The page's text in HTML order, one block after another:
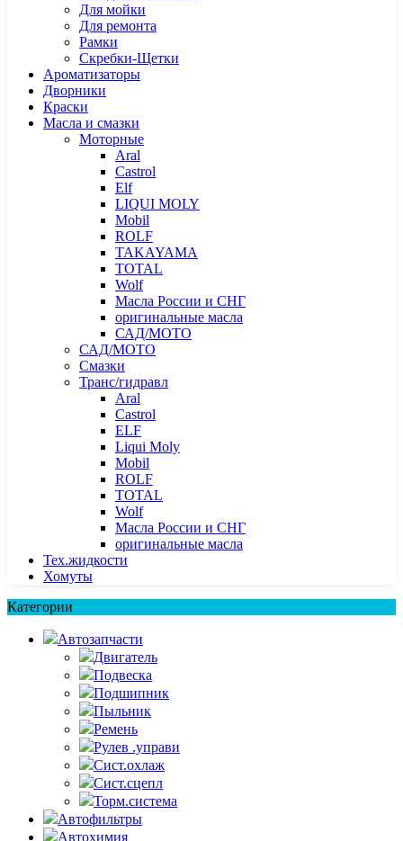
Для мойки
Для ремонта
Рамки
Скребки-Щетки
Ароматизаторы
Дворники
Краски
Масла и смазки
Моторные
Aral
Castrol
Elf
LIQUI MOLY
Mobil
ROLF
TAKAYAMA
TOTAL
Wolf
Масла России и СНГ
оригинальные масла
САД/МОТО
САД/МОТО
Смазки
Транс/гидравл
Aral
Castrol
ELF
Liqui Moly
Mobil
ROLF
TOTAL
Wolf
Масла России и СНГ
оригинальные масла
Тех.жидкости
Хомуты
Категории
Автозапчасти
Двигатель
Подвеска
Подшипник
Пыльник
Ремень
Рулев .управи
Сист.охлаж
Сист.сцепл
Торм.система
Автофильтры
Автохимия